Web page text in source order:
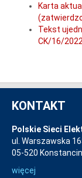
Karta
Tekst
CK/16/
KONTAKT
Polskie Sieci
ul. Warszawska
05-520
więcej